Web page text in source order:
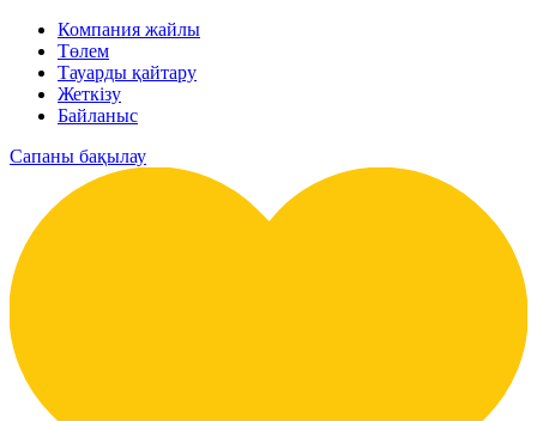
Компания жайлы
Төлем
Тауарды қайтару
Жеткізу
Байланыс
Сапаны бақылау